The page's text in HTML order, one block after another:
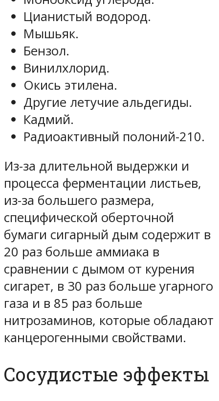
Цианистый водород.
Мышьяк.
Бензол.
Винилхлорид.
Окись этилена.
Другие летучие альдегиды.
Кадмий.
Радиоактивный полоний-210.
Из-за длительной выдержки и
процесса ферментации листьев,
из-за большего размера,
специфической оберточной
бумаги сигарный дым содержит в
20 раз больше аммиака в
сравнении с дымом от курения
сигарет, в 30 раз больше угарного
газа и в 85 раз больше
нитрозаминов, которые обладают
канцерогенными свойствами.
Сосудистые эффекты